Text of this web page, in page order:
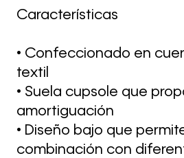
Características
• Confeccionado en
textil
• Suela cupsole que
amortiguación
• Diseño bajo que
combinación con